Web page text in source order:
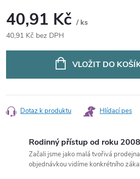
40,91 Kč / ks
40,91 Kč bez DPH
VLOŽIT DO
Dotaz k produktu Hlídací pes
Rodinný přístup od roku 2008
Začali jsme jako malá tvořivá
objednávkou vidíme konkrétního